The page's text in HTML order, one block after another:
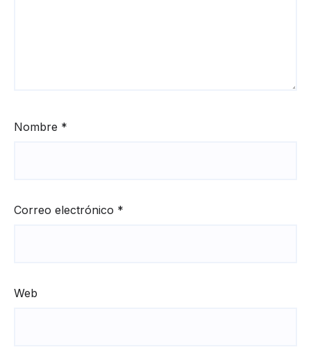
Nombre *
Correo electrónico *
Web